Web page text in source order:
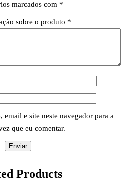
marcados com *
sobre o produto *
email e site neste navegador para a
que eu comentar.
Products